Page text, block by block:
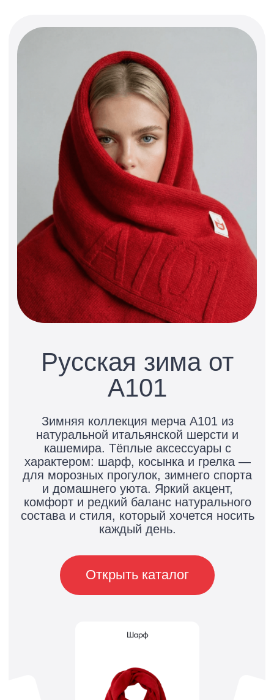
Коллекция, созданная известным
художником и новым арт-директором
и ностальгирующий. Качественные
ткани и яркие принты в стиле поп-арт
с настроением спокойствия
и домашнего тепла в одежде и для
Коллекция, созданная известным
художником и новым арт-
директором А101. Каждый дизайн
уникальный, живой, теплый,
сказочный и ностальгирующий.
Качественные ткани и яркие
принты в стиле поп-арт
с настроением спокойствия
и домашнего тепла в одежде и для
дома.
А101 х Роман
Резницкий
Открыть каталог